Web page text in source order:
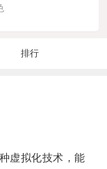
排行
虚拟化技术，能